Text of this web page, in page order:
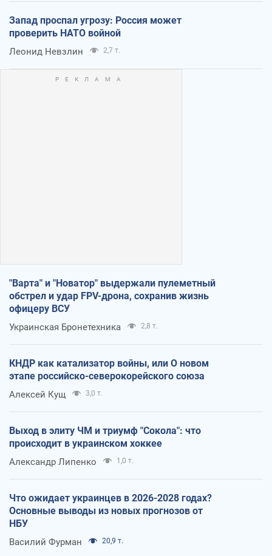
Запад проспал угрозу: Россия может
проверить НАТО войной
Леонид Невзлин 2,7 т.
"Варта" и "Новатор" выдержали пулеметный
обстрел и удар FPV-дрона, сохранив жизнь
офицеру ВСУ
Украинская Бронетехника 2,8 т.
КНДР как катализатор войны, или О новом
этапе российско-северокорейского союза
Алексей Кущ 3,0 т.
Выход в элиту ЧМ и триумф "Сокола": что
происходит в украинском хоккее
Александр Липенко 1,0 т.
Что ожидает украинцев в 2026-2028 годах?
Основные выводы из новых прогнозов от
НБУ
Василий Фурман 20,9 т.